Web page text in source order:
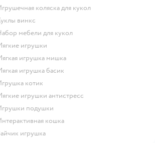
Игрушечная коляска для кукол
Куклы винкс
Набор мебели для кукол
Мягкие игрушки
Мягкая игрушка мишка
Мягкая игрушка басик
Игрушка котик
Мягкие игрушки антистресс
Игрушки подушки
Интерактивная кошка
Зайчик игрушка